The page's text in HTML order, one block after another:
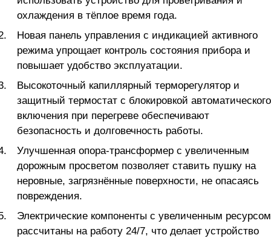
охлаждения в тёплое время года.
Новая панель управления с индикацией активного
режима упрощает контроль состояния прибора и
повышает удобство эксплуатации.
Высокоточный капиллярный терморегулятор и
защитный термостат с блокировкой автоматического
включения при перегреве обеспечивают
безопасность и долговечность работы.
Улучшенная опора-трансформер с увеличенным
дорожным просветом позволяет ставить пушку на
неровные, загрязнённые поверхности, не опасаясь
повреждения.
Электрические компоненты с увеличенным ресурсом
рассчитаны на работу 24/7, что делает устройство